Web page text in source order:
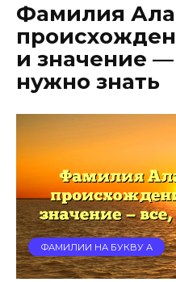
Фамилия
и значение —
нужно знать
ФАМИЛИИ НА БУКВУ А